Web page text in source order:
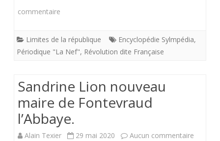
commentaire
de
flotte
Limites de la république Encyclopédie Sylmpédia,
Périodique "La Nef", Révolution dite Française
Sandrine Lion nouveau
maire de Fontevraud
l’Abbaye.
Alain Texier 29 mai 2020 Aucun commentaire